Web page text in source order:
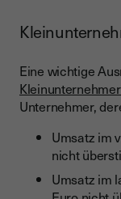
Eine wichtige
Unternehmer,
Umsatz im
nicht
Umsatz im